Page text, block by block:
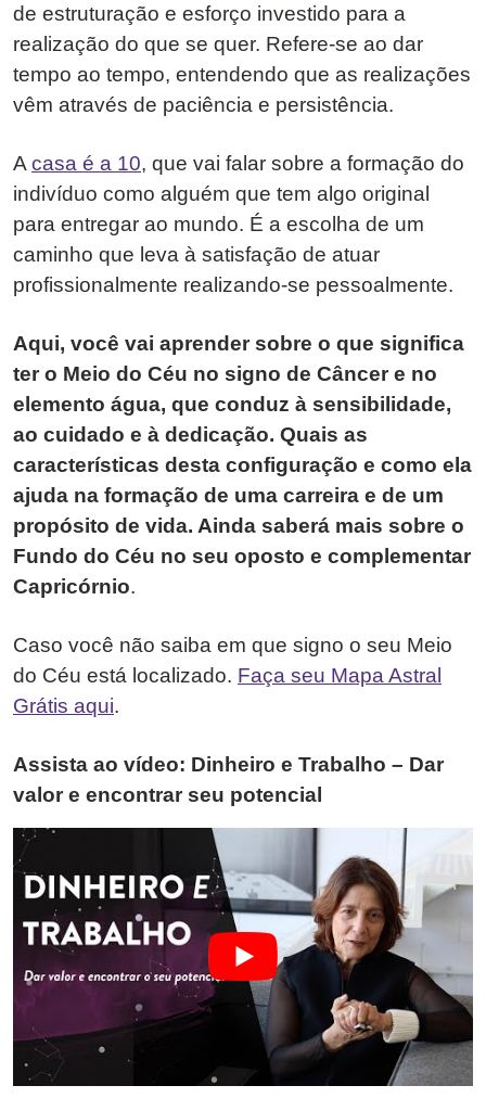
de estruturação e esforço investido para a
realização do que se quer. Refere-se ao dar
tempo ao tempo, entendendo que as realizações
vêm através de paciência e persistência.
A casa é a 10, que vai falar sobre a formação do
indivíduo como alguém que tem algo original
para entregar ao mundo. É a escolha de um
caminho que leva à satisfação de atuar
profissionalmente realizando-se pessoalmente.
Aqui, você vai aprender sobre o que significa
ter o Meio do Céu no signo de Câncer e no
elemento água, que conduz à sensibilidade,
ao cuidado e à dedicação. Quais as
características desta configuração e como ela
ajuda na formação de uma carreira e de um
propósito de vida. Ainda saberá mais sobre o
Fundo do Céu no seu oposto e complementar
Capricórnio.
Caso você não saiba em que signo o seu Meio
do Céu está localizado. Faça seu Mapa Astral
Grátis aqui.
Assista ao vídeo: Dinheiro e Trabalho – Dar
valor e encontrar seu potencial